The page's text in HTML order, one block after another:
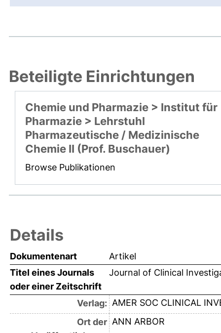
Beteiligte Einrichtungen
Chemie und Pharmazie > Institut für
Pharmazie > Lehrstuhl
Pharmazeutische / Medizinische
Chemie II (Prof. Buschauer)
Browse Publikationen
Details
Dokumentenart
Artikel
Titel eines Journals
oder einer Zeitschrift
Journal of Clinical
Verlag: AMER SOC CLINICAL
Ort der ANN ARBOR